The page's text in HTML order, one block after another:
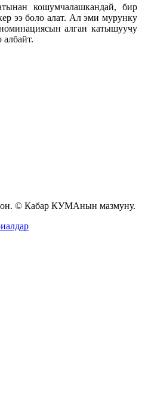
кошумчалашкандай, бир
ээ боло алат. Ал эми мурунку
алган катышуучу
© Кабар КУМАнын мазмуну.